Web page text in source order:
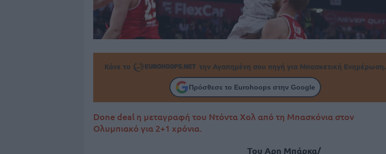
Κάνε το την Αγαπημένη σου πηγή για Μπασκετική Ενημέρωση.
Πρόσθεσε το Eurohoops στην Google
Done deal η μεταγραφή του Ντόντα Χολ από τη Μπασκόνια στον
Ολυμπιακό για 2+1 χρόνια.
Του Aρη Μπάρκα/